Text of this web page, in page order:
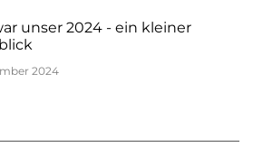
unser 2024 - ein kleiner
2024